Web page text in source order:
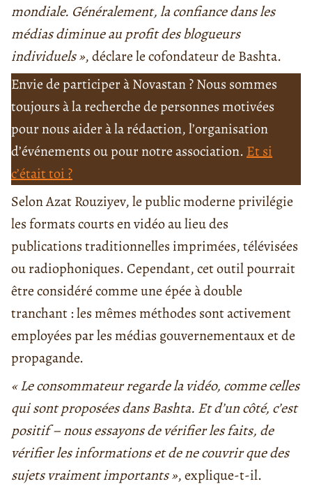
mondiale. Généralement, la confiance dans les
médias diminue au profit des blogueurs
individuels », déclare le cofondateur de Bashta.
Envie de participer à Novastan ? Nous sommes
toujours à la recherche de personnes motivées
pour nous aider à la rédaction, l’organisation
d’événements ou pour notre association. Et si
c’était toi ?
Selon Azat Rouziyev, le public moderne privilégie
les formats courts en vidéo au lieu des
publications traditionnelles imprimées, télévisées
ou radiophoniques. Cependant, cet outil pourrait
être considéré comme une épée à double
tranchant : les mêmes méthodes sont activement
employées par les médias gouvernementaux et de
propagande.
« Le consommateur regarde la vidéo, comme celles
qui sont proposées dans Bashta. Et d’un côté, c’est
positif – nous essayons de vérifier les faits, de
vérifier les informations et de ne couvrir que des
sujets vraiment importants », explique-t-il.